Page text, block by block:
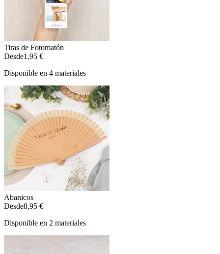
Tiras de Fotomatón
Desde1,95 €
Disponible en 4 materiales
Abanicos
Desde8,95 €
Disponible en 2 materiales